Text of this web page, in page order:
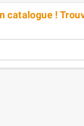
catalogue !